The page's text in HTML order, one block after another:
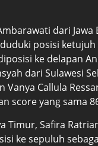
dari Jawa
posisi
ke delapan
dari Sulawesi
Vanya Callula
score yang sama
Timur, Safira
ke sepuluh